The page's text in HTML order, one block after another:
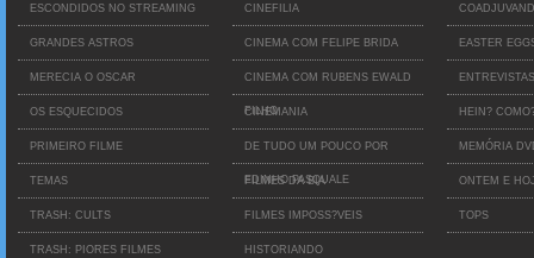
ESCONDIDOS NO STREAMING
GRANDES ASTROS
MERECIA O OSCAR
OS ESQUECIDOS
PRIMEIRO FILME
TEMAS
TRASH: CULTS
TRASH: PIORES FILMES
CINEFILIA
CINEMA COM FELIPE BRIDA
CINEMA COM RUBENS EWALD
FILHO
CINEMANIA
DE TUDO UM POUCO POR
EDINHO PASQUALE
FILMES DA BIA
FILMES IMPOSS?VEIS
HISTORIANDO
EASTER
ENTREVISTAS
HEIN?
MEMÓRIA
ONTEM E
TOPS